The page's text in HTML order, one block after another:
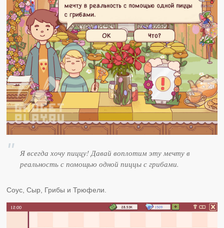
Я всегда хочу пиццу! Давай воплотим эту мечту в
реальность с помощью одной пиццы с грибами.
Соус, Сыр, Грибы и Трюфели.